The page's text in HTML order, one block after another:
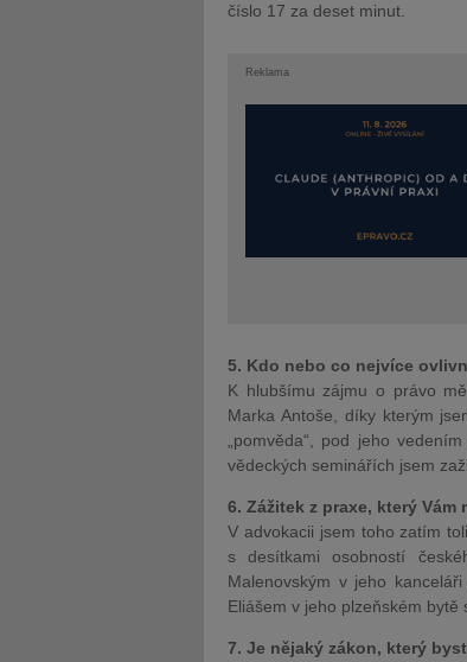
číslo 17 za deset minut.
Reklama
5. Kdo nebo co nejvíce
K hlubšímu zájmu o právo
Marka Antoše, díky kterým
„pomvěda“, pod jeho
vědeckých seminářích jsem
6. Zážitek z praxe, který
V advokacii jsem toho zatím
s desítkami osobností
Malenovským v jeho
Eliášem v jeho plzeňském bytě
7. Je nějaký zákon, který